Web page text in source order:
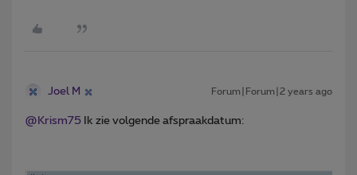
Joel M Forum|Forum|2 years ago
@Krism75 Ik zie volgende afspraakdatum: